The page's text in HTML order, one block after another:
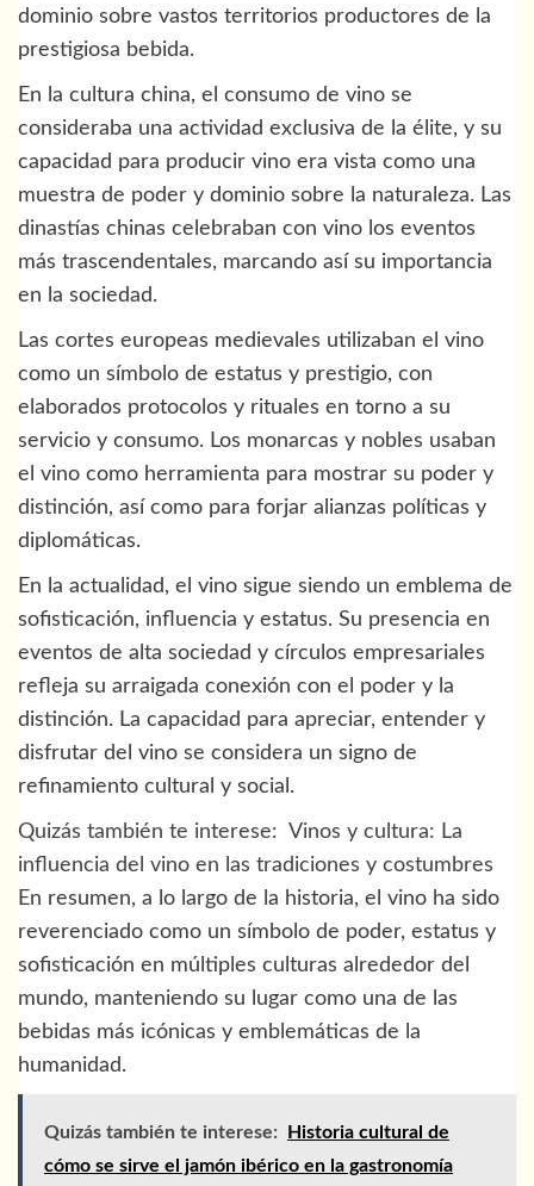
dominio sobre vastos territorios productores de la
prestigiosa bebida.
En la cultura china, el consumo de vino se
consideraba una actividad exclusiva de la élite, y su
capacidad para producir vino era vista como una
muestra de poder y dominio sobre la naturaleza. Las
dinastías chinas celebraban con vino los eventos
más trascendentales, marcando así su importancia
en la sociedad.
Las cortes europeas medievales utilizaban el vino
como un símbolo de estatus y prestigio, con
elaborados protocolos y rituales en torno a su
servicio y consumo. Los monarcas y nobles usaban
el vino como herramienta para mostrar su poder y
distinción, así como para forjar alianzas políticas y
diplomáticas.
En la actualidad, el vino sigue siendo un emblema de
sofisticación, influencia y estatus. Su presencia en
eventos de alta sociedad y círculos empresariales
refleja su arraigada conexión con el poder y la
distinción. La capacidad para apreciar, entender y
disfrutar del vino se considera un signo de
refinamiento cultural y social.
Quizás también te interese: Vinos y cultura: La
influencia del vino en las tradiciones y costumbres
En resumen, a lo largo de la historia, el vino ha sido
reverenciado como un símbolo de poder, estatus y
sofisticación en múltiples culturas alrededor del
mundo, manteniendo su lugar como una de las
bebidas más icónicas y emblemáticas de la
humanidad.
Quizás también te interese:
Historia cultural de
cómo se sirve el jamón ibérico en la gastronomía